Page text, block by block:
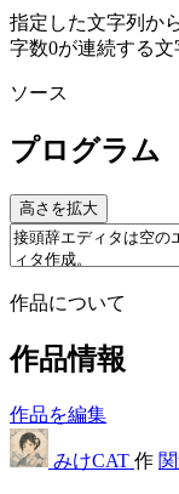
指定した文字列か
字数0が連続する文
ソース
プログラム
高さを拡大
作品について
作品情報
作品を編集
みけCAT 作